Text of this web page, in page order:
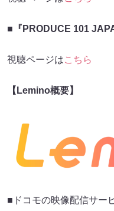
■『PRODUCE 101
視聴ページはこちら
【Lemino概要】
■ドコモの映像配信サー